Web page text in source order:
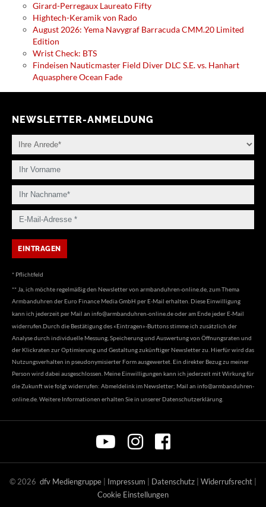
Girard-Perregaux Laureato Fifty
Hightech-Keramik von Rado
August 2026: Yema Navygraf Barracuda CMM.20 Limited
Edition
Wrist Check: BTS
Findeisen Nauticmaster Field Diver DLC S.E. vs. Hanhart
Aquasphere Ocean Fade
NEWSLETTER-ANMELDUNG
* Pflichtfeld
** Ja, ich möchte regelmäßig den Newsletter von armbanduhren-online.de, zum Thema
Armbanduhren der Euro Finance Media GmbH per E-Mail erhalten. Diese Einwilligung
kann ich jederzeit per Mail an info@armbanduhren-online.deoder am Ende jeder E-Mail
widerrufen.Durch die Bestätigung des «Eintragen»-Buttons stimme ich zusätzlich der
Analyse durch individuelle Messung, Speicherung und Auswertung von Öffnungsraten und
der Klickraten zur Optimierung und Gestaltung zukünftiger Newsletter zu. Hierfür wird das
Nutzungsverhalten in pseudonymisierter Form ausgewertet. Ein direkter Bezug zu meiner
Person wird dabei ausgeschlossen. Meine Einwilligungen kann ich jederzeit mit Wirkung für
die Zukunft wie folgt widerrufen: Abmeldelink im Newsletter; Mail an info@armbanduhren-
online.de . Weitere Informationen erhalten Sie in unserer Datenschutzerklärung
©2026 dfv Mediengruppe Impressum Datenschutz Widerrufsrecht
Cookie Einstellungen